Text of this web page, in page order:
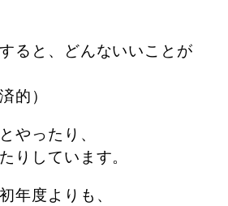
ると、どんないいことが
的）
やったり、
りしています。
年度よりも、